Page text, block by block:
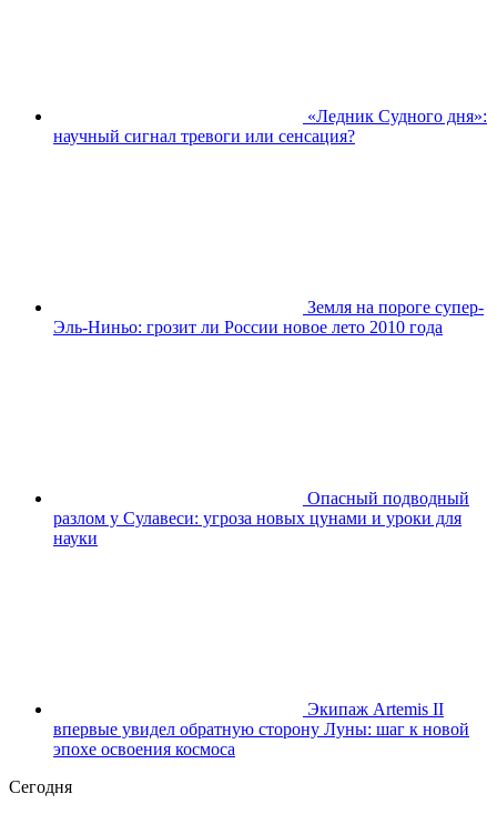
«Ледник Судного дня»:
научный сигнал тревоги или сенсация?
Земля на пороге супер-
Эль-Ниньо: грозит ли России новое лето 2010 года
Опасный подводный
разлом у Сулавеси: угроза новых цунами и уроки для
науки
Экипаж Artemis II
впервые увидел обратную сторону Луны: шаг к новой
эпохе освоения космоса
Сегодня